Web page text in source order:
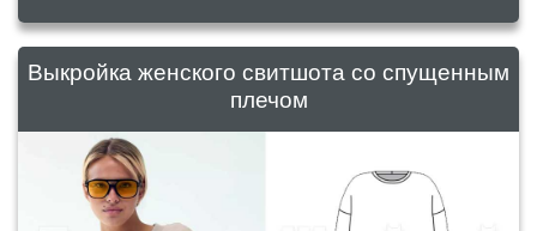
Выкройка женского свитшота со спущенным
плечом